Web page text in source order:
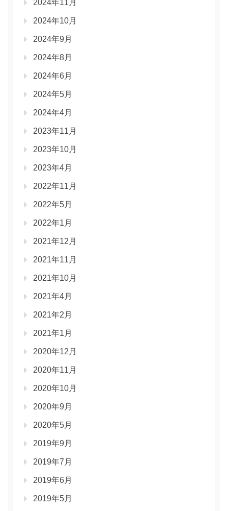
2024年11月
2024年10月
2024年9月
2024年8月
2024年6月
2024年5月
2024年4月
2023年11月
2023年10月
2023年4月
2022年11月
2022年5月
2022年1月
2021年12月
2021年11月
2021年10月
2021年4月
2021年2月
2021年1月
2020年12月
2020年11月
2020年10月
2020年9月
2020年5月
2019年9月
2019年7月
2019年6月
2019年5月